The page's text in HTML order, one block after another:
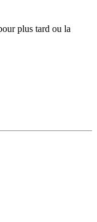
plus tard ou la